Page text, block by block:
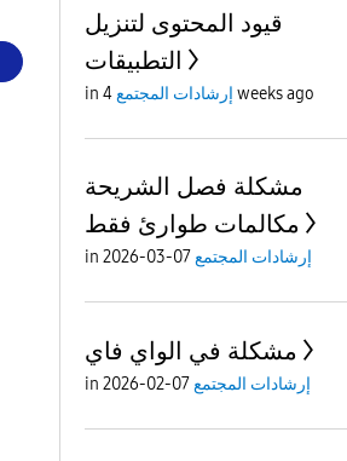
قيود المحتوى لتنزيل
التطبيقات
in إرشادات المجتمع 4 weeks ago
مشكلة فصل الشريحة
مكالمات طوارئ فقط
in إرشادات المجتمع07-03-2026
مشكلة في الواي فاي
in إرشادات المجتمع07-02-2026